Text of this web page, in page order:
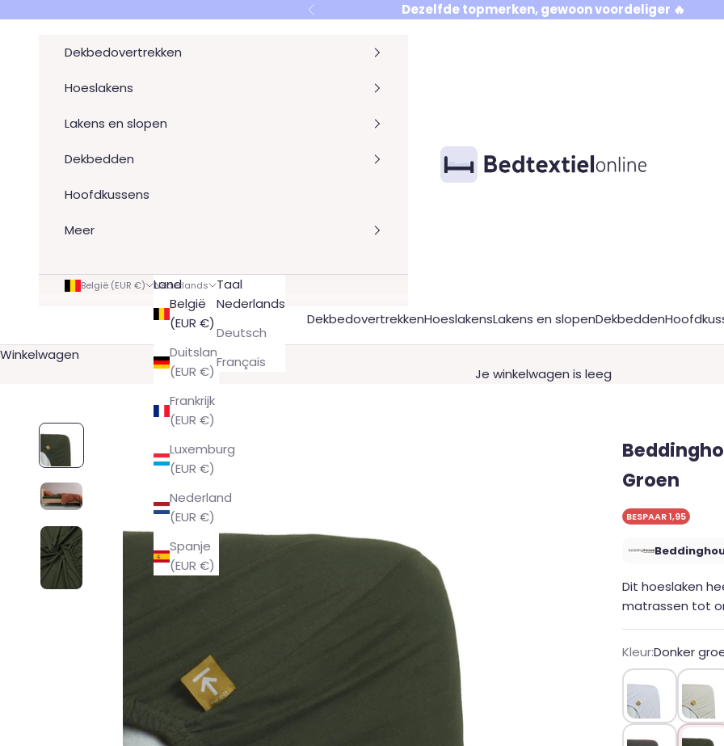
Vorige Dezelfde topmerken, gewoon voordeliger 🔥
Bedtextielonline
DekbedovertrekkenHoeslakensLakens en slopenDekbedden
Dekbedovertrekken
Hoeslakens
Lakens en slopen
Dekbedden
Hoofdkussens
Meer
België (EUR €)
Land
België
(EUR €)
Duitsland
(EUR €)
Frankrijk
(EUR €)
Luxemburg
(EUR €)
Nederland
(EUR €)
Spanje
(EUR €)
Nederlands
Taal
Nederlands
Deutsch
Français
Winkelwagen
Je winkelwagen is leeg
Groen
BESPAAR 1,95
Dit hoeslaken
matrassen tot
Kleur:Donker
Wit
Antraciet